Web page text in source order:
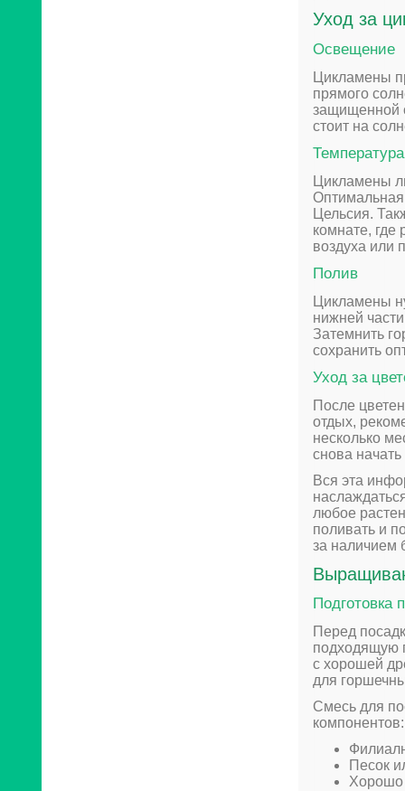
Уход за
Освещение
Цикламены
прямого
защищенной
стоит на
Цикламены
Оптимальная
Цельсия.
комнате, где
воздуха или
Полив
Цикламены
нижней
Затемнить
сохранить
Уход за
После
отдых,
несколько
снова
Вся эта
любое
поливать и
за наличием
Подготовка
Перед
подходящую
с хорошей
для
Смесь для
компонентов:
Песок
Хорошо